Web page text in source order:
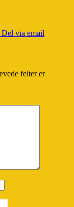
Del via email
felter er